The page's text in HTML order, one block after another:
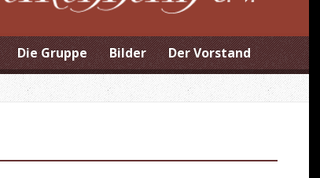
Die Gruppe Bilder Der Vorstand